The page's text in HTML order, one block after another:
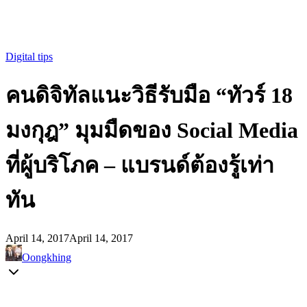
Digital tips
คนดิจิทัลแนะวิธีรับมือ “ทัวร์ 18
มงกุฎ” มุมมืดของ Social Media
ที่ผู้บริโภค – แบรนด์ต้องรู้เท่า
ทัน
April 14, 2017April 14, 2017
Oongkhing